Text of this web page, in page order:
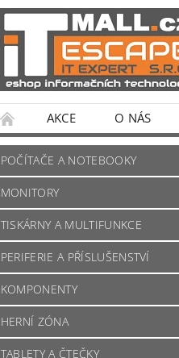
AKCE O NÁS
POČÍTAČE A NOTEBOOKY
MONITORY
TISKÁRNY A MULTIFUNKCE
PERIFERIE A PŘÍSLUŠENSTVÍ
KOMPONENTY
HERNÍ ZÓNA
TABLETY A ČTEČKY